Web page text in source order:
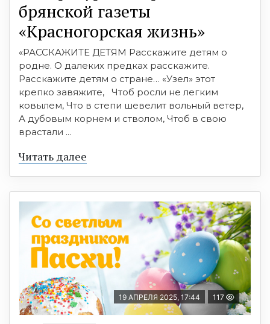
брянской газеты
«Красногорская жизнь»
«РАССКАЖИТЕ ДЕТЯМ Расскажите детям о
родне. О далеких предках расскажите.
Расскажите детям о стране… «Узел» этот
крепко завяжите, Чтоб росли не легким
ковылем, Что в степи шевелит вольный ветер,
А дубовым корнем и стволом, Чтоб в свою
врастали ...
Читать далее
19 АПРЕЛЯ 2025, 17:44 117